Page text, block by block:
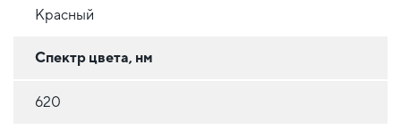
Красный
Спектр цвета, нм
620